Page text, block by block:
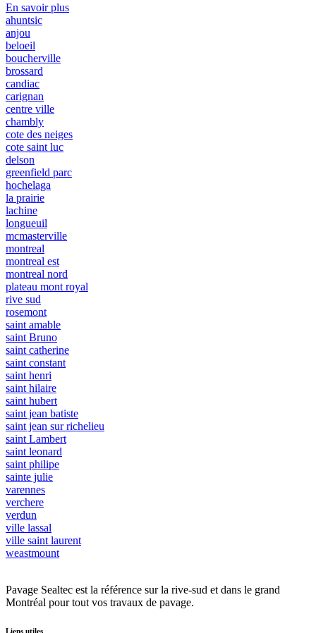
En savoir plus
ahuntsic
anjou
beloeil
boucherville
brossard
candiac
carignan
centre ville
chambly
cote des neiges
cote saint luc
delson
greenfield parc
hochelaga
la prairie
lachine
longueuil
mcmasterville
montreal
montreal est
montreal nord
plateau mont royal
rive sud
rosemont
saint amable
saint Bruno
saint catherine
saint constant
saint henri
saint hilaire
saint hubert
saint jean batiste
saint jean sur richelieu
saint Lambert
saint leonard
saint philipe
sainte julie
varennes
verchere
verdun
ville lassal
ville saint laurent
weastmount
Pavage Sealtec est la référence sur la rive-sud et dans le grand
Montréal pour tout vos travaux de pavage.
Liens utiles